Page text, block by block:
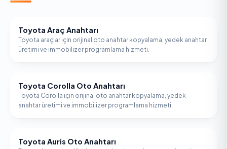
TOYOTA
Toyota Araç Anahtarı
Toyota araçlar için orijinal oto anahtar kopyalama, yedek anahtar
üretimi ve immobilizer programlama hizmeti.
TOYOTA
Toyota Corolla Oto Anahtarı
Toyota Corolla için orijinal oto anahtar kopyalama, yedek
anahtar üretimi ve immobilizer programlama hizmeti.
TOYOTA
Toyota Auris Oto Anahtarı